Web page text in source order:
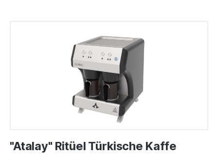
"Atalay" Ritüel Türkische Kaffe